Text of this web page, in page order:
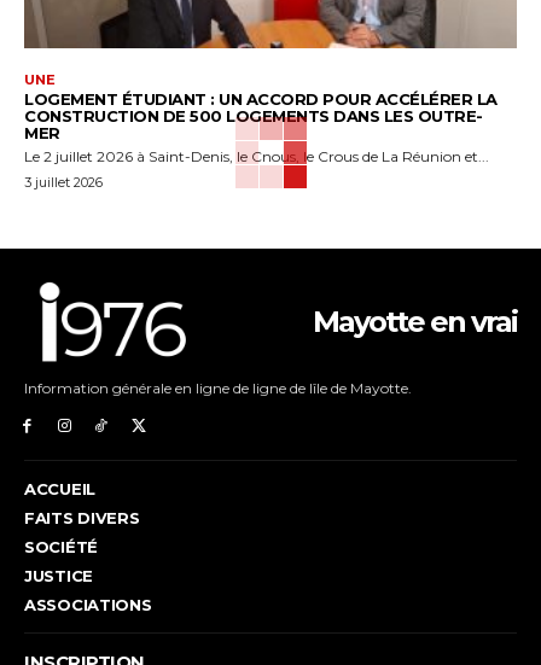
UNE
LOGEMENT ÉTUDIANT : UN ACCORD POUR ACCÉLÉRER LA
CONSTRUCTION DE 500 LOGEMENTS DANS LES OUTRE-
MER
Le 2 juillet 2026 à Saint-Denis, le Cnous, le Crous de La Réunion et...
3 juillet 2026
Mayotte en vrai
Information générale en ligne de ligne de lîle de Mayotte.
ACCUEIL
FAITS DIVERS
SOCIÉTÉ
JUSTICE
ASSOCIATIONS